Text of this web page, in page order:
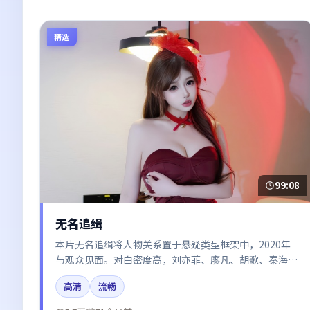
精选
99:08
无名追缉
本片无名追缉将人物关系置于悬疑类型框架中，2020年
与观众见面。对白密度高，刘亦菲、廖凡、胡歌、秦海璐
的台词节奏值得关注；整体气质偏中国大陆都市与冷色调
摄影。
高清
流畅